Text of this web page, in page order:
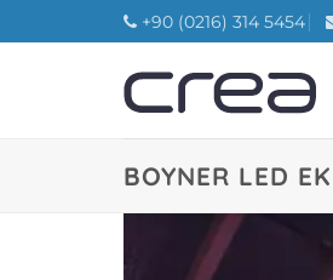
atla
+90 (0216) 314 5454
BOYNER LED